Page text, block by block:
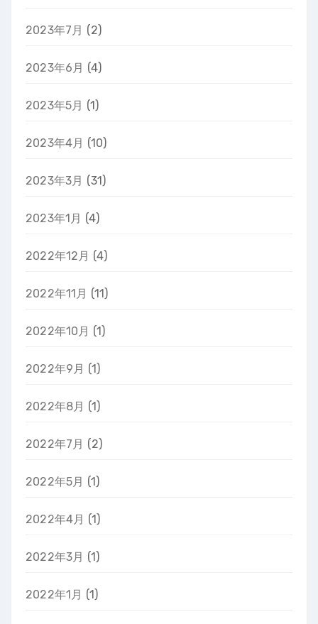
2023年7月 (2)
2023年6月 (4)
2023年5月 (1)
2023年4月 (10)
2023年3月 (31)
2023年1月 (4)
2022年12月 (4)
2022年11月 (11)
2022年10月 (1)
2022年9月 (1)
2022年8月 (1)
2022年7月 (2)
2022年5月 (1)
2022年4月 (1)
2022年3月 (1)
2022年1月 (1)